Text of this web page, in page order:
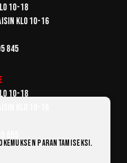
10-18
klo 10-16
845
10-18
parantamiseksi.